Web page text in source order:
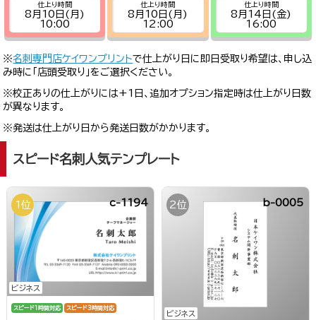
仕上り時間
8月10日(月)
10:00
仕上り時間
8月10日(月)
12:00
仕上り時間
8月14日(金)
16:00
※名刺専門店ケイワンプリントで仕上がり日に即日受取り希望は、申し込
み時に「店頭受取り」をご選択ください。
※校正ありの仕上がりには+1日、追加オプション指定時は仕上がり日数
が異なります。
※発送は仕上がり日から発送日数がかかります。
スピード名刺人気テンプレート
ビジネス
1位 c-1194
スピード1時間対応 スピード3時間対応
ビジネス
2位 b-0005